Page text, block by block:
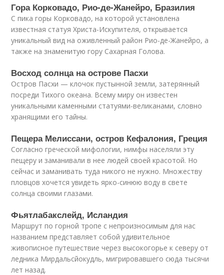
Гора Корковадо, Рио-де-Жанейро, Бразилия
С пика горы Корковадо, на которой установлена
известная статуя Христа-Искупителя, открывается
уникальный вид на оживленный район Рио-де-Жанейро, а
также на знаменитую гору Сахарная Голова.
Восход солнца на острове Пасхи
Остров Пасхи — клочок пустынной земли, затерянный
посреди Тихого океана. Всему миру он известен
уникальными каменными статуями-великанами, словно
хранящими его тайны.
Пещера Мелиссани, остров Кефалония, Греция
Согласно греческой мифологии, нимфы населяли эту
пещеру и заманивали в нее людей своей красотой. Но
сейчас и заманивать туда никого не нужно. Множеству
пловцов хочется увидеть ярко-синюю воду в свете
солнца своими глазами.
Фьятлабакслейд, Исландия
Маршрут по горной тропе с непроизносимым для нас
названием представляет собой удивительное
живописное путешествие через высокогорье к северу от
ледника Мирдальсйокудль, мигрировавшего сюда тысячи
лет назад.